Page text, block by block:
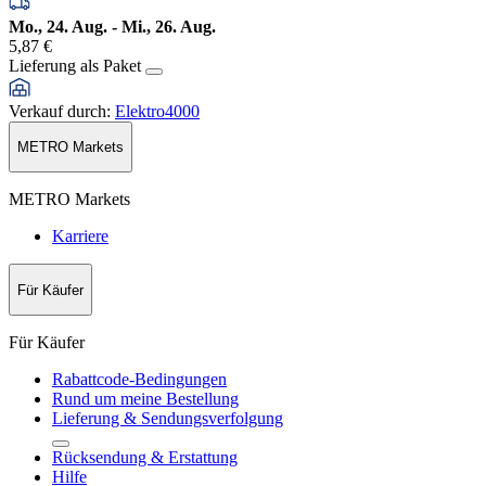
Mo., 24. Aug. - Mi., 26. Aug.
5,87 €
Lieferung als Paket
Verkauf durch: Elektro4000
METRO Markets
METRO Markets
Karriere
Für Käufer
Für Käufer
Rabattcode-Bedingungen
Rund um meine Bestellung
Lieferung & Sendungsverfolgung
Rücksendung & Erstattung
Hilfe